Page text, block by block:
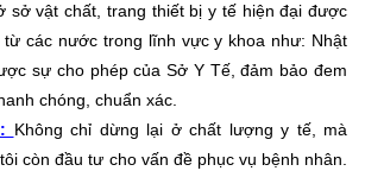
sở vật chất, trang thiết bị y tế hiện đại được
từ các nước trong lĩnh vực y khoa như: Nhật
sự cho phép của Sở Y Tế, đảm bảo đem
chóng, chuẩn xác.
Không chỉ dừng lại ở chất lượng y tế, mà
còn đầu tư cho vấn đề phục vụ bệnh nhân.